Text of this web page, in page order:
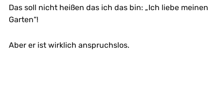
Das soll nicht heißen das ich das bin: „Ich liebe meinen
Garten“!
Aber er ist wirklich anspruchslos.